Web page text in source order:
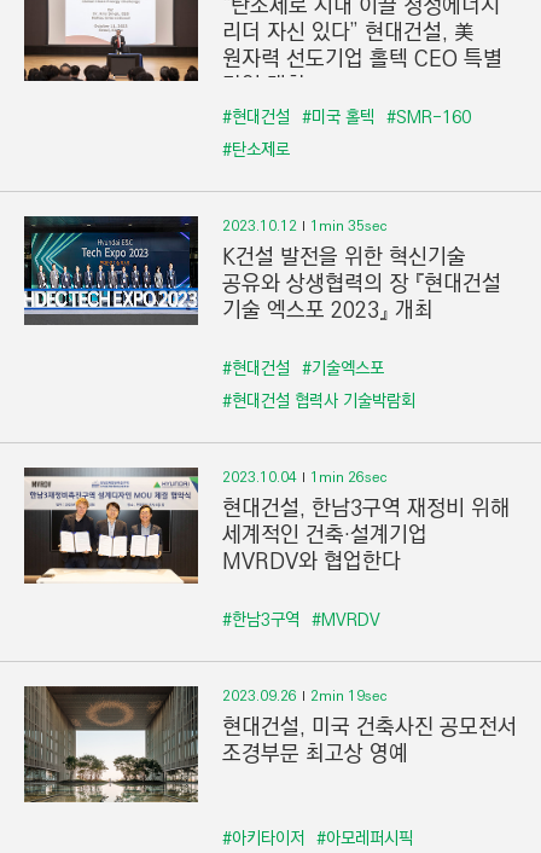
리더 자신 있다” 현대건설, 美
원자력 선도기업 홀텍 CEO 특별
강연 개최
#현대건설 #미국 홀텍 #SMR-160
#탄소제로
2023.10.12 1min 35sec
K건설 발전을 위한 혁신기술
공유와 상생협력의 장 『현대건설
기술 엑스포 2023』 개최
#현대건설 #기술엑스포
#현대건설 협력사 기술박람회
2023.10.04 1min 26sec
현대건설, 한남3구역 재정비 위해
세계적인 건축·설계기업
MVRDV와 협업한다
#한남3구역 #MVRDV
2023.09.26 2min 19sec
현대건설, 미국 건축사진 공모전서
조경부문 최고상 영예
#아키타이저 #아모레퍼시픽